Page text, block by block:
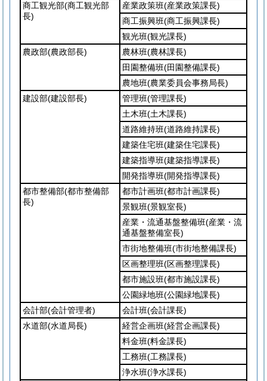
商工観光部(商工観光部
長)
産業政策班(産業政策課長)
商工振興班(商工振興課長)
観光班(観光課長)
農政部(農政部長) 農林班(農林課長)
田園整備班(田園整備課長)
農地班(農業委員会事務局長)
建設部(建設部長) 管理班(管理課長)
土木班(土木課長)
道路維持班(道路維持課長)
建築住宅班(建築住宅課長)
建築指導班(建築指導課長)
開発指導班(開発指導課長)
都市整備部(都市整備部
長)
都市計画班(都市計画課長)
景観班(景観室長)
産業・流通基盤整備班(産業・流
通基盤整備室長)
市街地整備班(市街地整備課長)
区画整理班(区画整理課長)
都市施設班(都市施設課長)
公園緑地班(公園緑地課長)
会計部(会計管理者) 会計班(会計課長)
水道部(水道局長) 経営企画班(経営企画課長)
料金班(料金課長)
工務班(工務課長)
浄水班(浄水課長)